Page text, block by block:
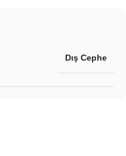
Dış Cephe